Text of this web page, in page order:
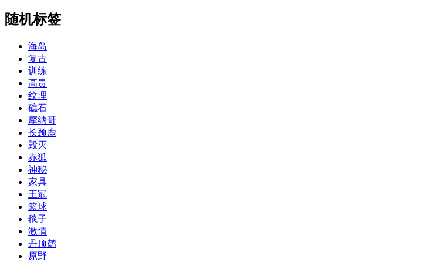
随机标签
海岛
复古
训练
高贵
纹理
礁石
摩纳哥
长颈鹿
毁灭
赤狐
神秘
家具
王冠
篮球
毯子
激情
丹顶鹤
原野